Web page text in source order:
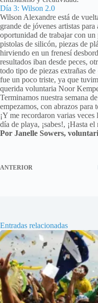
Día 3: Wilson 2.0
Wilson Alexandre está de
grande de jóvenes artistas
oportunidad de trabajar con un
pistolas de silicón, piezas de
hirviendo en un frenesí
resultados iban desde peces,
todo tipo de piezas extrañas
fue un poco triste, ya que
querida voluntaria Noor
Terminamos nuestra semana
empezamos, con abrazos para
¡Y me recordaron varias
día de playa, ¡sabes!, ¡Hasta el
Por Janelle Sowers,
ANTERIOR
Entradas relacionadas